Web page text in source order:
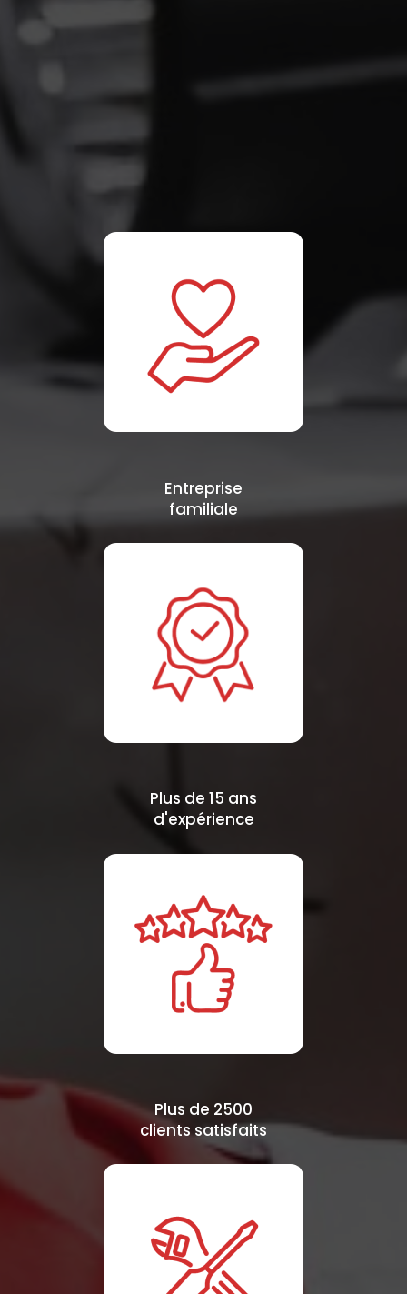
Entreprise
familiale
Plus de 15 ans
d'expérience
Plus de 2500
clients satisfaits